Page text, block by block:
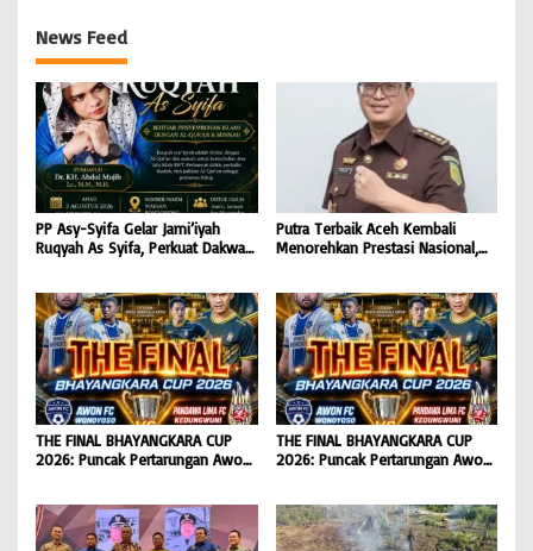
News Feed
PP Asy-Syifa Gelar Jami’iyah
Ruqyah As Syifa, Perkuat Dakwah
Putra Terbaik Aceh Kembali
Menorehkan Prestasi Nasional,
Koordinator JAM Pidum
Kejaksaan Agung RI |
BONGKAR’Perkara.com
THE FINAL BHAYANGKARA CUP
2026: Puncak Pertarungan Awon
Mengguncang Stadion Widya
Manggala Krida
THE FINAL BHAYANGKARA CUP
2026: Puncak Pertarungan Awon
Mengguncang Stadion Widya
Manggala Krida